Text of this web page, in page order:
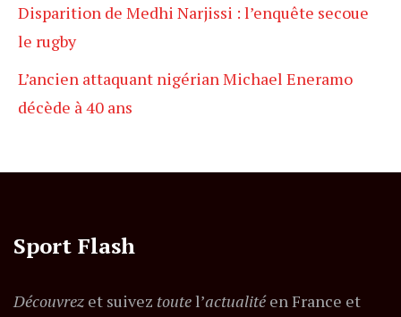
Disparition de Medhi Narjissi : l’enquête secoue
le rugby
L’ancien attaquant nigérian Michael Eneramo
décède à 40 ans
Sport Flash
Découvrez et suivez toutel’actualitéen France et